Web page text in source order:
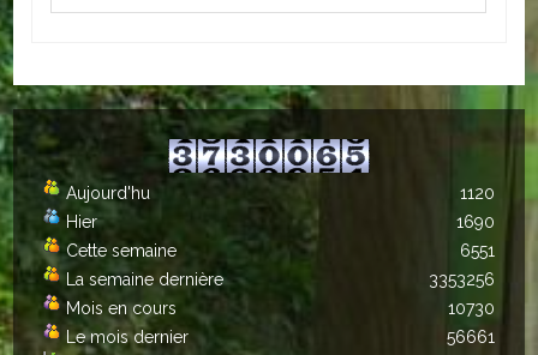
ENTREPRISES
L'agriculture
Capitale du chrysanthème
Nos entreprises
Industries
Aujourd'hu
Hier
Cette semaine
La semaine dernière
Mois en cours
Le mois dernier
1120
1690
6551
3353256
10730
56661